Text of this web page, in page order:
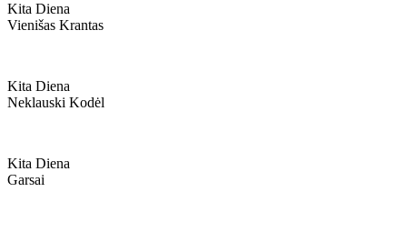
Kita Diena
Vienišas Krantas
Kita Diena
Neklauski Kodėl
Kita Diena
Garsai